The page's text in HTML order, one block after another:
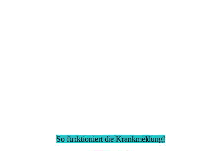
So funktioniert die Krankmeldung!